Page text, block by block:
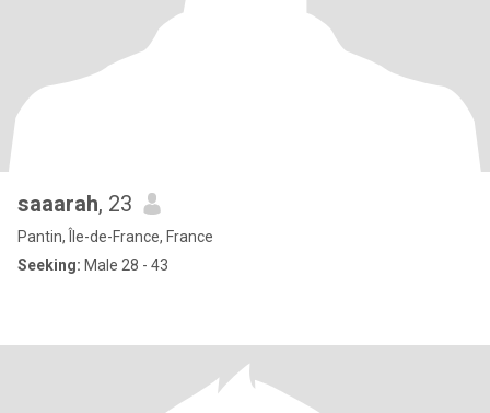
saaarah, 23
Pantin, Île-de-France, France
Seeking: Male 28 - 43